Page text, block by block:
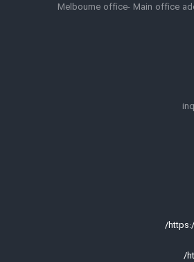
Melbourne office- Main office